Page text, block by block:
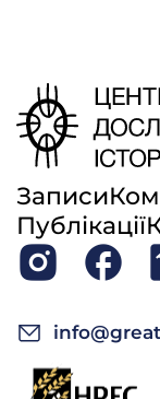
Записи
Публікації